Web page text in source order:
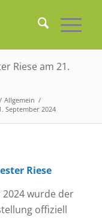
Riese am 21.
/ Allgemein /
September 2024
Riese
2024 wurde der
offiziell